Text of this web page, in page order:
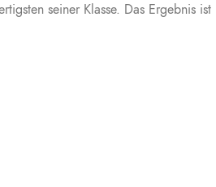
seiner Klasse. Das Ergebnis ist